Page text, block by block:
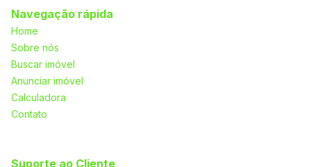
Navegação rápida
Home
Sobre nós
Buscar imóvel
Anunciar imóvel
Calculadora
Contato
Suporte ao Cliente